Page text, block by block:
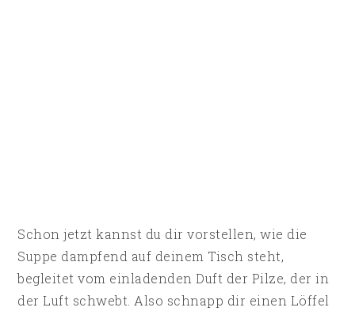
Schon jetzt kannst du dir vorstellen, wie die
Suppe dampfend auf deinem Tisch steht,
begleitet vom einladenden Duft der Pilze, der in
der Luft schwebt. Also schnapp dir einen Löffel